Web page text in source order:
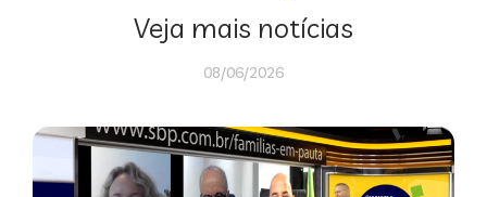
Veja mais notícias
08/06/2026